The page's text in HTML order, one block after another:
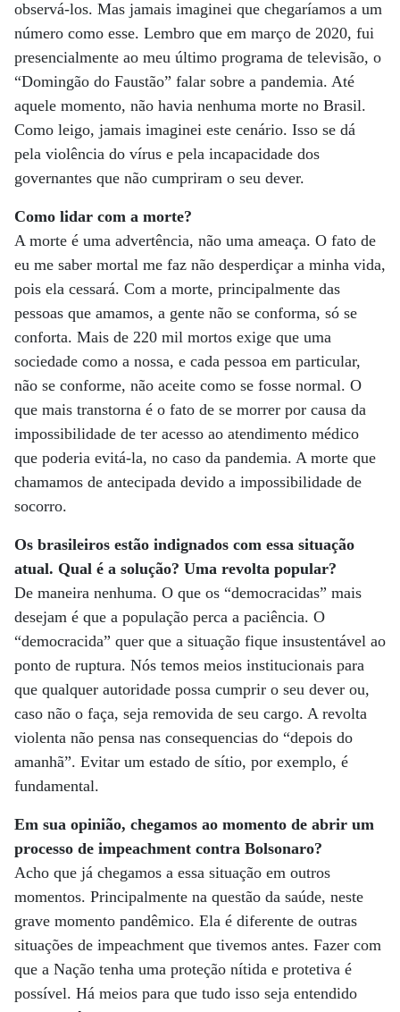
observá-los. Mas jamais imaginei que chegaríamos a um
número como esse. Lembro que em março de 2020, fui
presencialmente ao meu último programa de televisão, o
“Domingão do Faustão” falar sobre a pandemia. Até
aquele momento, não havia nenhuma morte no Brasil.
Como leigo, jamais imaginei este cenário. Isso se dá
pela violência do vírus e pela incapacidade dos
governantes que não cumpriram o seu dever.
Como lidar com a morte?
A morte é uma advertência, não uma ameaça. O fato de
eu me saber mortal me faz não desperdiçar a minha vida,
pois ela cessará. Com a morte, principalmente das
pessoas que amamos, a gente não se conforma, só se
conforta. Mais de 220 mil mortos exige que uma
sociedade como a nossa, e cada pessoa em particular,
não se conforme, não aceite como se fosse normal. O
que mais transtorna é o fato de se morrer por causa da
impossibilidade de ter acesso ao atendimento médico
que poderia evitá-la, no caso da pandemia. A morte que
chamamos de antecipada devido a impossibilidade de
socorro.
Os brasileiros estão indignados com essa situação
atual. Qual é a solução? Uma revolta popular?
De maneira nenhuma. O que os “democracidas” mais
desejam é que a população perca a paciência. O
“democracida” quer que a situação fique insustentável ao
ponto de ruptura. Nós temos meios institucionais para
que qualquer autoridade possa cumprir o seu dever ou,
caso não o faça, seja removida de seu cargo. A revolta
violenta não pensa nas consequencias do “depois do
amanhã”. Evitar um estado de sítio, por exemplo, é
fundamental.
Em sua opinião, chegamos ao momento de abrir um
processo de impeachment contra Bolsonaro?
Acho que já chegamos a essa situação em outros
momentos. Principalmente na questão da saúde, neste
grave momento pandêmico. Ela é diferente de outras
situações de impeachment que tivemos antes. Fazer com
que a Nação tenha uma proteção nítida e protetiva é
possível. Há meios para que tudo isso seja entendido